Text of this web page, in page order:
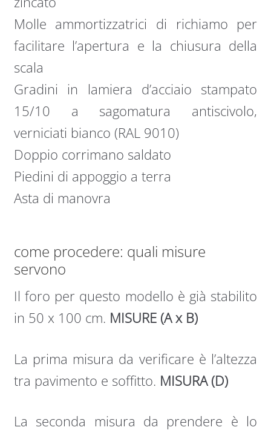
Molle ammortizzatrici di richiamo per
facilitare l’apertura e la chiusura della
scala
Gradini in lamiera d’acciaio stampato
15/10 a sagomatura antiscivolo,
verniciati bianco (RAL 9010)
Doppio corrimano saldato
Piedini di appoggio a terra
Asta di manovra
come procedere: quali misure
servono
Il foro per questo modello è già stabilito
in 50 x 100 cm. MISURE (A x B)
La prima misura da verificare è l’altezza
tra pavimento e soffitto. MISURA (D)
La seconda misura da prendere è lo